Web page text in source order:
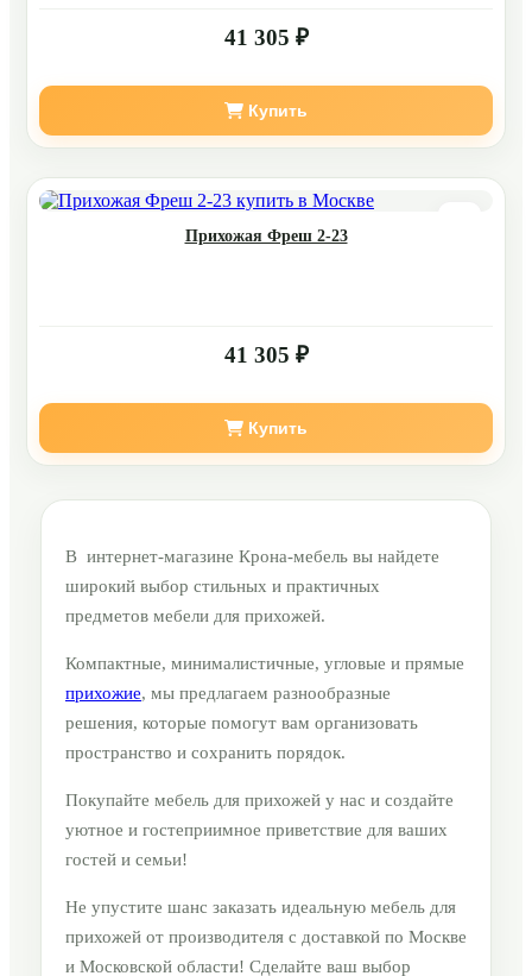
41 305 ₽
Купить
Прихожая Фреш 2-23
41 305 ₽
Купить
В интернет-магазине Крона-мебель вы найдете
широкий выбор стильных и практичных
предметов мебели для прихожей.
Компактные, минималистичные, угловые и прямые
прихожие, мы предлагаем разнообразные
решения, которые помогут вам организовать
пространство и сохранить порядок.
Покупайте мебель для прихожей у нас и создайте
уютное и гостеприимное приветствие для ваших
гостей и семьи!
Не упустите шанс заказать идеальную мебель для
прихожей от производителя с доставкой по Москве
и Московской области! Сделайте ваш выбор